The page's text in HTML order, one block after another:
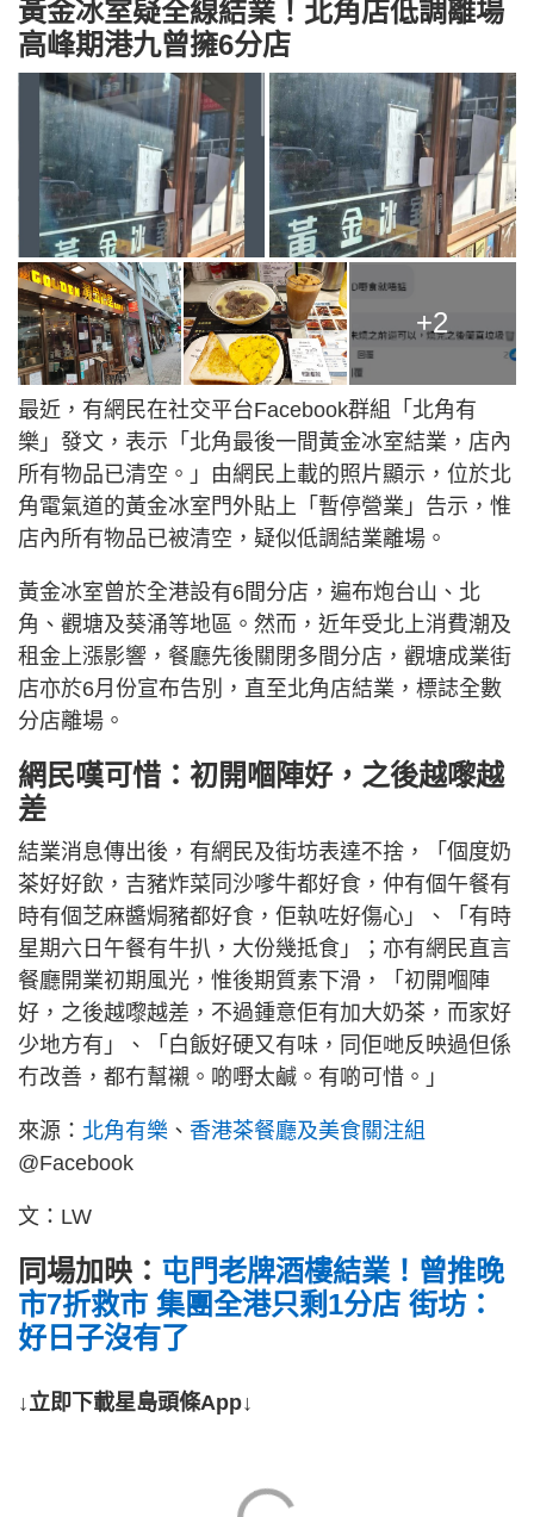
黃金冰室疑全線結業！北角店低調離場
高峰期港九曾擁6分店
+2
最近，有網民在社交平台Facebook群組「北角有
樂」發文，表示「北角最後一間黃金冰室結業，店內
所有物品已清空。」由網民上載的照片顯示，位於北
角電氣道的黃金冰室門外貼上「暫停營業」告示，惟
店內所有物品已被清空，疑似低調結業離場。
黃金冰室曾於全港設有6間分店，遍布炮台山、北
角、觀塘及葵涌等地區。然而，近年受北上消費潮及
租金上漲影響，餐廳先後關閉多間分店，觀塘成業街
店亦於6月份宣布告別，直至北角店結業，標誌全數
分店離場。
網民嘆可惜：初開嗰陣好，之後越嚟越
差
結業消息傳出後，有網民及街坊表達不捨，「個度奶
茶好好飲，吉豬炸菜同沙嗲牛都好食，仲有個午餐有
時有個芝麻醬焗豬都好食，佢執咗好傷心」、「有時
星期六日午餐有牛扒，大份幾抵食」；亦有網民直言
餐廳開業初期風光，惟後期質素下滑，「初開嗰陣
好，之後越嚟越差，不過鍾意佢有加大奶茶，而家好
少地方有」、「白飯好硬又有味，同佢哋反映過但係
冇改善，都冇幫襯。啲嘢太鹹。有啲可惜。」
來源： 北角有樂 、 香港茶餐廳及美食關注組
@Facebook
文：LW
同場加映： 屯門老牌酒樓結業！曾推晚
市7折救市 集團全港只剩1分店 街坊：
好日子沒有了
↓立即下載星島頭條App↓